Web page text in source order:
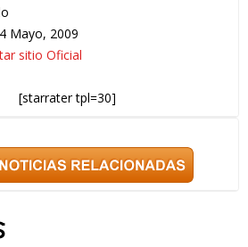
Mayo, 2009
sitio Oficial
[starrater tpl=30]